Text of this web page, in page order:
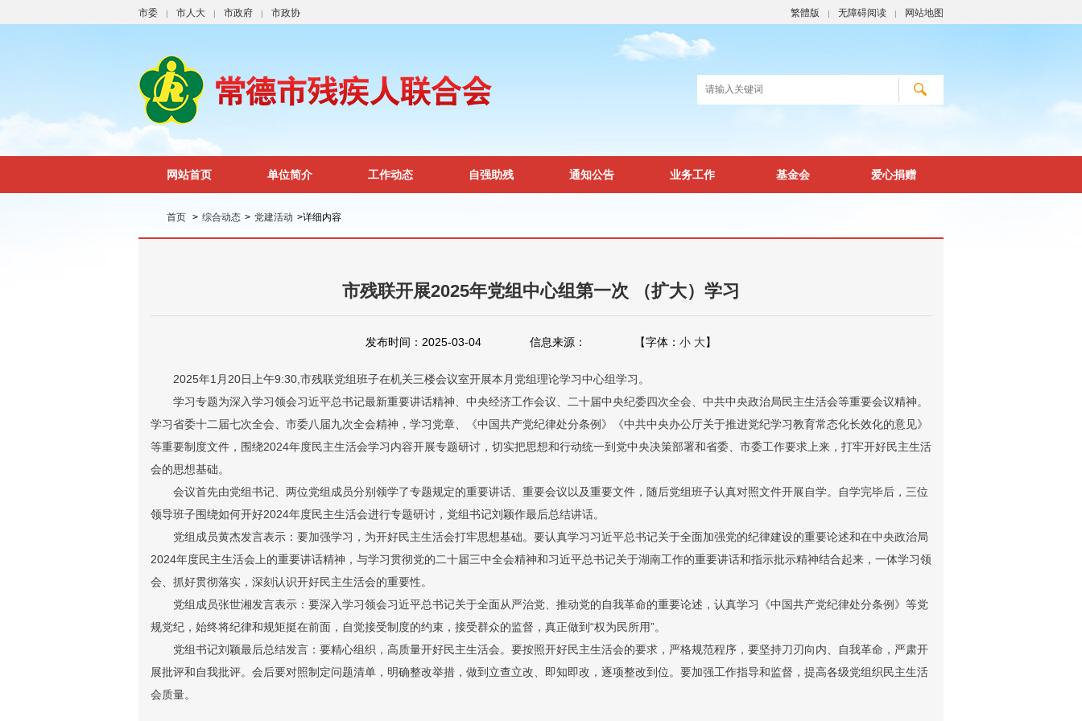
市委 | 市人大 | 市政府 | 市政协 繁體版 | 无障碍阅读 | 网站地图
网站首页 单位简介 工作动态 自强助残 通知公告 业务工作 基金会 爱心捐赠
首页 > 综合动态 > 党建活动 >详细内容
市残联开展2025年党组中心组第一次 （扩大）学习
发布时间：2025-03-04 信息来源： 【字体： 小 大】
2025年1月20日上午9:30,市残联党组班子在机关三楼会议室开展本月党组理论学习中心组学习。
学习专题为深入学习领会习近平总书记最新重要讲话精神、中央经济工作会议、二十届中央纪委四次全会、中共中央政治局民主生活会等重要会议精神。
学习省委十二届七次全会、市委八届九次全会精神，学习党章、《中国共产党纪律处分条例》《中共中央办公厅关于推进党纪学习教育常态化长效化的意见》
等重要制度文件，围绕2024年度民主生活会学习内容开展专题研讨，切实把思想和行动统一到党中央决策部署和省委、市委工作要求上来， 打牢开好民主生活
会的思想基础。
会议首先由党组书记、两位党组成员分别领学了专题规定的重要讲话、重要会议以及重要文件，随后党组班子认真对照文件开展自学。自学完毕后，三位
领导班子围绕如何开好2024年度民主生活会进行专题研讨，党组书记刘颖作最后总结讲话。
党组成员黄杰发言表示：要加强学习，为开好民主生活会打牢思想基础。要认真学习习近平总书记关于全面加强党的纪律建设的重要论述和在中央政治局
2024年度民主生活会上的重要讲话精神，与学习贯彻党的二十届三中全会精神和习近平总书记关于湖南工作的重要讲话和指示批示精神结合起来，一体学习领
会、抓好贯彻落实，深刻认识开好民主生活会的重要性。
党组成员张世湘发言表示：要深入学习领会习近平总书记关于全面从严治党、推动党的自我革命的重要论述，认真学习《中国共产党纪律处分条例》等党
规党纪，始终将纪律和规矩挺在前面，自觉接受制度的约束，接受群众的监督，真正做到“权为民所用”。
党组书记刘颖最后总结发言：要精心组织，高质量开好民主生活会。要按照开好民主生活会的要求，严格规范程序，要坚持刀刃向内、自我革命，严肃开
展批评和自我批评。会后要对照制定问题清单，明确整改举措，做到立查立改、即知即改，逐项整改到位。要加强工作指导和监督，提高各级党组织民主生活
会质量。